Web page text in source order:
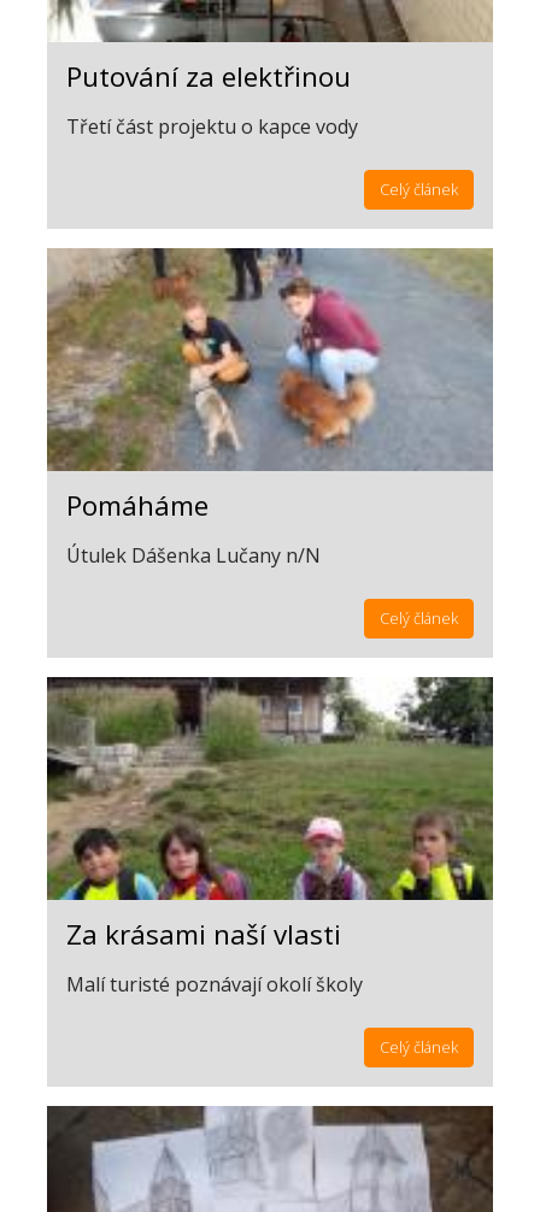
Putování za elektřinou
Třetí část projektu o kapce vody
Celý článek
Pomáháme
Útulek Dášenka Lučany n/N
Celý článek
Za krásami naší vlasti
Malí turisté poznávají okolí školy
Celý článek